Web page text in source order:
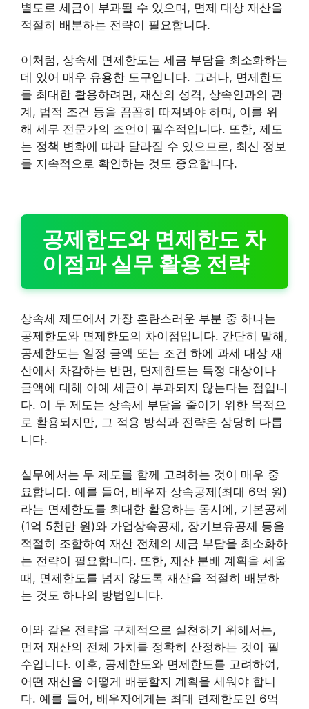
별도로 세금이 부과될 수 있으며, 면제 대상 재산을
적절히 배분하는 전략이 필요합니다.
이처럼, 상속세 면제한도는 세금 부담을 최소화하는
데 있어 매우 유용한 도구입니다. 그러나, 면제한도
를 최대한 활용하려면, 재산의 성격, 상속인과의 관
계, 법적 조건 등을 꼼꼼히 따져봐야 하며, 이를 위
해 세무 전문가의 조언이 필수적입니다. 또한, 제도
는 정책 변화에 따라 달라질 수 있으므로, 최신 정보
를 지속적으로 확인하는 것도 중요합니다.
공제한도와 면제한도 차
이점과 실무 활용 전략
상속세 제도에서 가장 혼란스러운 부분 중 하나는
공제한도와 면제한도의 차이점입니다. 간단히 말해,
공제한도는 일정 금액 또는 조건 하에 과세 대상 재
산에서 차감하는 반면, 면제한도는 특정 대상이나
금액에 대해 아예 세금이 부과되지 않는다는 점입니
다. 이 두 제도는 상속세 부담을 줄이기 위한 목적으
로 활용되지만, 그 적용 방식과 전략은 상당히 다릅
니다.
실무에서는 두 제도를 함께 고려하는 것이 매우 중
요합니다. 예를 들어, 배우자 상속공제(최대 6억 원)
라는 면제한도를 최대한 활용하는 동시에, 기본공제
(1억 5천만 원)와 가업상속공제, 장기보유공제 등을
적절히 조합하여 재산 전체의 세금 부담을 최소화하
는 전략이 필요합니다. 또한, 재산 분배 계획을 세울
때, 면제한도를 넘지 않도록 재산을 적절히 배분하
는 것도 하나의 방법입니다.
이와 같은 전략을 구체적으로 실천하기 위해서는,
먼저 재산의 전체 가치를 정확히 산정하는 것이 필
수입니다. 이후, 공제한도와 면제한도를 고려하여,
어떤 재산을 어떻게 배분할지 계획을 세워야 합니
다. 예를 들어, 배우자에게는 최대 면제한도인 6억